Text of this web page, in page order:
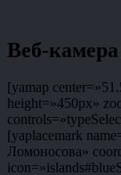
Веб-
[yamap
height=»450px»
[yaplacemark
Ломоносова»